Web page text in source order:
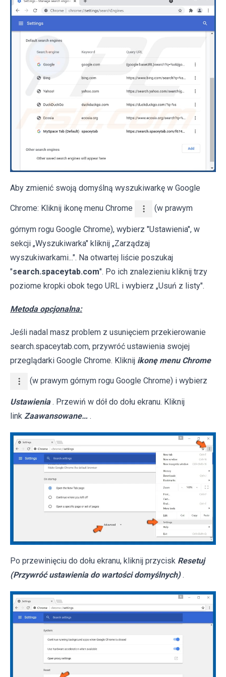
Aby zmienić swoją domyślną wyszukiwarkę w Google
Chrome: Kliknij ikonę menu Chrome (w prawym
górnym rogu Google Chrome), wybierz "Ustawienia", w
sekcji „Wyszukiwarka" kliknij „Zarządzaj
wyszukiwarkami...". Na otwartej liście poszukaj
"search.spaceytab.com". Po ich znalezieniu kliknij trzy
poziome kropki obok tego URL i wybierz „Usuń z listy".
Metoda opcjonalna:
Jeśli nadal masz problem z usunięciem przekierowanie
search.spaceytab.com, przywróć ustawienia swojej
przeglądarki Google Chrome. Kliknij ikonę menu Chrome
(w prawym górnym rogu Google Chrome) i wybierz
Ustawienia . Przewiń w dół do dołu ekranu. Kliknij
link Zaawansowane… .
Po przewinięciu do dołu ekranu, kliknij przycisk Resetuj
(Przywróć ustawienia do wartości domyślnych) .